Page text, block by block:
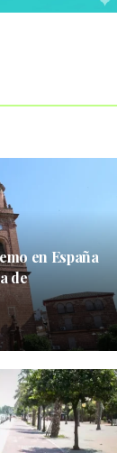
en España
de